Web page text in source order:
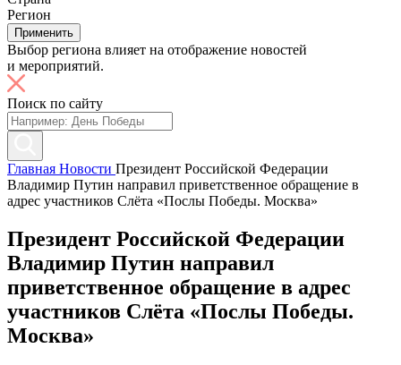
Регион
Применить
Выбор региона влияет на отображение новостей
и мероприятий.
Поиск по сайту
Главная Новости Президент Российской Федерации
Владимир Путин направил приветственное обращение в
адрес участников Слёта «Послы Победы. Москва»
Президент Российской Федерации
Владимир Путин направил
приветственное обращение в адрес
участников Слёта «Послы Победы.
Москва»